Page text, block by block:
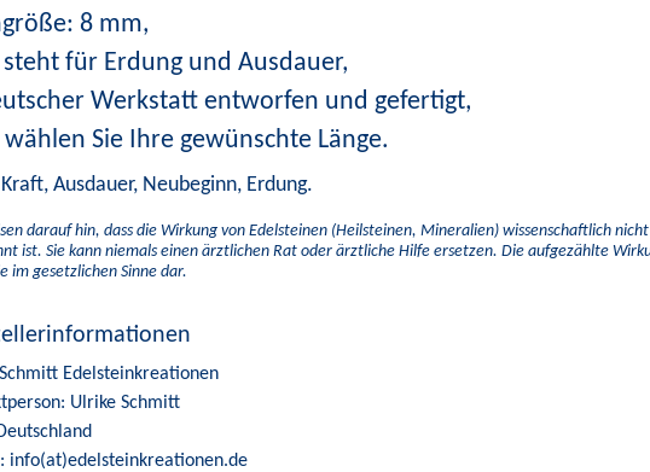
8 mm,
steht für Erdung und Ausdauer,
Werkstatt entworfen und gefertigt,
Sie Ihre gewünschte Länge.
Ausdauer, Neubeginn, Erdung.
darauf hin, dass die Wirkung von Edelsteinen (Heilsteinen, Mineralien) wissenschaftlich
ist. Sie kann niemals einen ärztlichen Rat oder ärztliche Hilfe ersetzen. Die aufgezählte
im gesetzlichen Sinne dar.
Edelsteinkreationen
Ulrike Schmitt
info(at)edelsteinkreationen.de